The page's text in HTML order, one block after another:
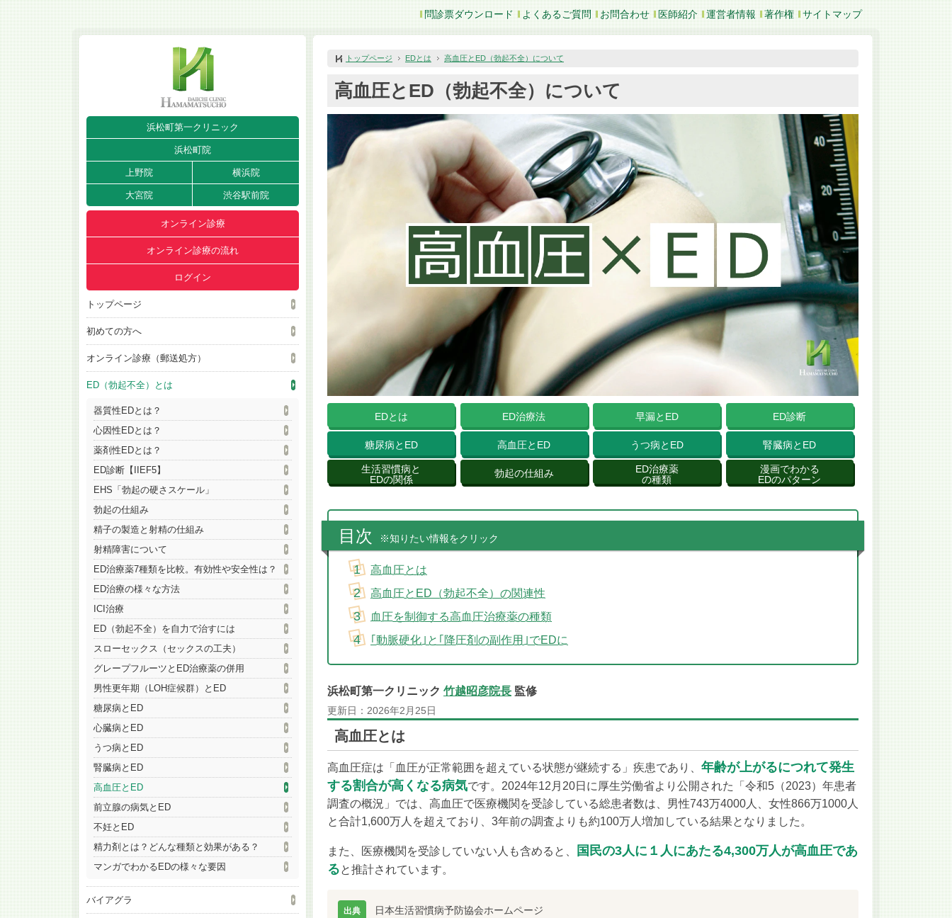
問診票ダウンロード よくあるご質問 お問合わせ 医師紹介 運営者情報 著作権 サイトマップ
浜松町第一クリニック
浜松町院
上野院 横浜院
大宮院 渋谷駅前院
オンライン診療
オンライン診療の流れ
ログイン
トップページ
初めての方へ
オンライン診療（郵送処方）
ED（勃起不全）とは
器質性EDとは？
心因性EDとは？
薬剤性EDとは？
ED診断【IIEF5】
EHS「勃起の硬さスケール」
勃起の仕組み
精子の製造と射精の仕組み
射精障害について
ED治療薬7種類を比較。有効性や安全性は？
ED治療の様々な方法
ICI治療
ED（勃起不全）を自力で治すには
スローセックス（セックスの工夫）
グレープフルーツとED治療薬の併用
男性更年期（LOH症候群）とED
糖尿病とED
心臓病とED
うつ病とED
腎臓病とED
高血圧とED
前立腺の病気とED
不妊とED
精力剤とは？どんな種類と効果がある？
マンガでわかるEDの様々な要因
バイアグラ
トップページ EDとは 高血圧とED（勃起不全）について
高血圧とED（勃起不全）について
EDとは ED治療法 早漏とED ED診断
糖尿病とED 高血圧とED うつ病とED 腎臓病とED
生活習慣病と
EDの関係
勃起の仕組み
ED治療薬
の種類
漫画でわかる
EDのパターン
目次 ※知りたい情報をクリック
高血圧とは
高血圧とED（勃起不全）の関連性
血圧を制御する高血圧治療薬の種類
｢動脈硬化｣と｢降圧剤の副作用｣でEDに
浜松町第一クリニック 竹越昭彦院長 監修
更新日： 2026年2月25日
高血圧とは
高血圧症は「血圧が正常範囲を超えている状態が継続する」疾患であり、 年齢が上がるにつれて発生
する割合が高くなる病気です。2024年12月20日に厚生労働省より公開された「令和5（2023）年患者
調査の概況」では、高血圧で医療機関を受診している総患者数は、男性743万4000人、女性866万1000人
と合計1,600万人を超えており、3年前の調査よりも約100万人増加している結果となりました。
また、医療機関を受診していない人も含めると、
国民の3人に１人にあたる4,300万人が高血圧であ
ると推計されています。
出典
日本生活習慣病予防協会ホームページ